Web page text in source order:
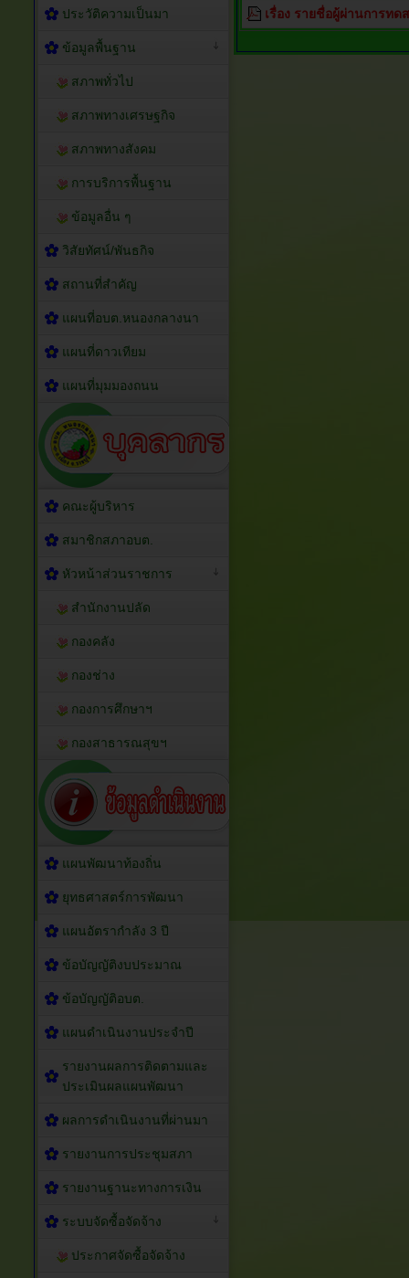
เรื่อง รายชื่อผู้ผ่านการท
ประวัติความเป็นมา
ข้อมูลพื้นฐาน
สภาพทั่วไป
สภาพทางเศรษฐกิจ
สภาพทางสังคม
การบริการพื้นฐาน
ข้อมูลอื่น ๆ
วิสัยทัศน์/พันธกิจ
สถานที่สำคัญ
แผนที่อบต.หนองกลางนา
แผนที่ดาวเทียม
แผนที่มุมมองถนน
คณะผู้บริหาร
สมาชิกสภาอบต.
หัวหน้าส่วนราชการ
สำนักงานปลัด
กองคลัง
กองช่าง
กองการศึกษาฯ
กองสาธารณสุขฯ
แผนพัฒนาท้องถิ่น
ยุทธศาสตร์การพัฒนา
แผนอัตรากำลัง 3 ปี
ข้อบัญญัติงบประมาณ
ข้อบัญญัติอบต.
แผนดำเนินงานประจำปี
รายงานผลการติดตามและ
ประเมินผลแผนพัฒนา
ผลการดำเนินงานที่ผ่านมา
รายงานการประชุมสภา
รายงานฐานะทางการเงิน
ระบบจัดซื้อจัดจ้าง
ประกาศจัดซื้อจัดจ้าง